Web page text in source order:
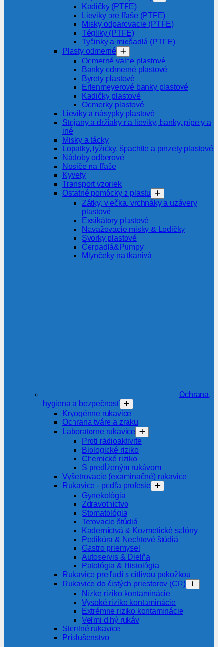
Kadičky (PTFE)
Lieviky pre fľaše (PTFE)
Misky odparovacie (PTFE)
Tégliky (PTFE)
Tyčinky a miešadlá (PTFE)
Plasty odmerné
Odmerné valce plastové
Banky odmerné plastové
Byrety plastové
Erlenmeyerové banky plastové
Kadičky plastové
Odmerky plastové
Lieviky a násypky plastové
Stojany a držiaky na lieviky, banky, pipety a
iné
Misky a tácky
Lopatky, lyžičky, špachtle a pinzety plastové
Nádoby odberové
Nosiče na fľaše
Kyvety
Transport vzoriek
Ostatné pomôcky z plastu
Zátky, viečka, vrchnáky a uzávery
plastové
Exsikátory plastové
Navažovacie misky & Lodičky
Svorky plastové
Čerpadlá&Pumpy
Mlynčeky na tkanivá
Ochrana,
hygiena a bezpečnosť
Kryogénne rukavice
Ochrana tváre a zraku
Laboratórne rukavice
Proti rádioaktivite
Biologické riziko
Chemické riziko
S predĺženým rukávom
Vyšetrovacie (examinačné) rukavice
Rukavice - podľa profesie
Gynekológia
Zdravotníctvo
Stomatológia
Tetovacie štúdiá
Kaderníctvá & Kozmetické salóny
Pedikúra & Nechtové štúdiá
Gastro priemysel
Autoservis & Dielňa
Patológia & Histológia
Rukavice pre ľudí s citlivou pokožkou
Rukavice do čistých priestorov (CR)
Nízke riziko kontaminácie
Vysoké riziko kontaminácie
Extrémne riziko kontaminácie
Veľmi dlhý rukáv
Sterilné rukavice
Príslušenstvo